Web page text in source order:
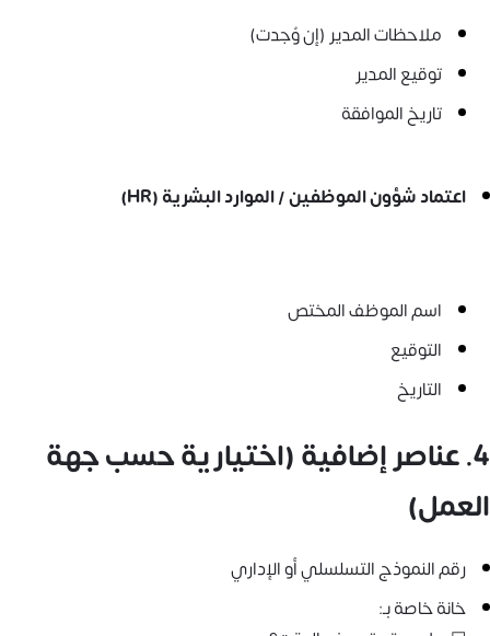
ملاحظات المدير (إن وُجدت)
توقيع المدير
تاريخ الموافقة
اعتماد شؤون الموظفين / الموارد البشرية (HR)
اسم الموظف المختص
التوقيع
التاريخ
4. عناصر إضافية (اختيارية حسب جهة
العمل)
رقم النموذج التسلسلي أو الإداري
خانة خاصة بـ: